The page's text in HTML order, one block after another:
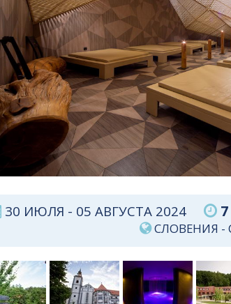
30 ИЮЛЯ - 05 АВГУСТА 2024 7
СЛОВЕНИЯ -